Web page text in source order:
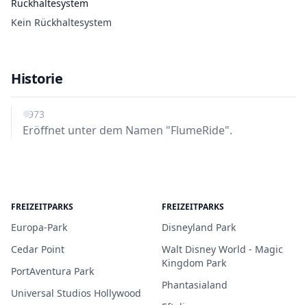
Rückhaltesystem
Kein Rückhaltesystem
Historie
1973
Eröffnet unter dem Namen "FlumeRide".
FREIZEITPARKS
Europa-Park
Cedar Point
PortAventura Park
Universal Studios Hollywood
FREIZEITPARKS
Disneyland Park
Walt Disney World - Magic
Kingdom Park
Phantasialand